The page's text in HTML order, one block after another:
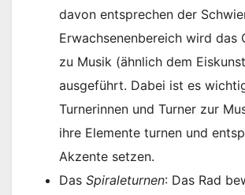
davon entsprechen der
Erwachsenenbereich wird das
zu Musik (ähnlich dem
ausgeführt. Dabei ist es
Turnerinnen und Turner zur
ihre Elemente turnen und
Akzente setzen.
Das Spiraleturnen: Das Rad